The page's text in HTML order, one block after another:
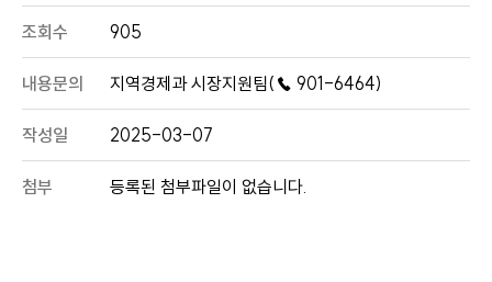
조회수 905
내용문의 지역경제과 시장지원팀(☎ 901-6464)
작성일 2025-03-07
첨부 등록된 첨부파일이 없습니다.